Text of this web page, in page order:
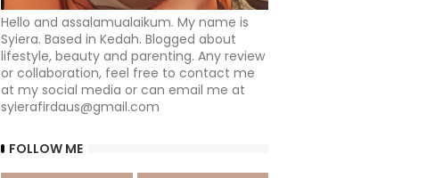
Hello and assalamualaikum. My name is
Syiera. Based in Kedah. Blogged about
lifestyle, beauty and parenting. Any review
or collaboration, feel free to contact me
at my social media or can email me at
syierafirdaus@gmail.com
FOLLOW ME